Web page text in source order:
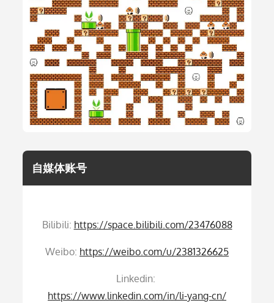
自媒体账号
Bilibili: https://space.bilibili.com/23476088
Weibo: https://weibo.com/u/2381326625
Linkedin:
https://www.linkedin.com/in/li-yang-cn/